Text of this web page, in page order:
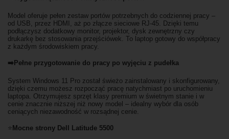
Model oferuje pełen zestaw portów potrzebnych do codziennej pracy –
od USB, przez HDMI, aż po złącze sieciowe RJ-45. Dzięki temu
podłączysz dodatkowy monitor, projektor, dysk zewnętrzny czy
drukarkę bez stosowania przejściówek. To laptop gotowy do współpracy
z każdym środowiskiem pracy.
➡️Pełne przygotowanie do pracy po wyjęciu z pudełka
System Windows 11 Pro został świeżo zainstalowany i skonfigurowany,
dzięki czemu możesz rozpocząć pracę natychmiast po uruchomieniu
laptopa. Otrzymujesz sprzęt klasy premium w świetnym stanie i w
cenie znacznie niższej niż nowy model – idealny wybór dla osób
ceniących niezawodność w rozsądnej cenie.
⭐Mocne strony Dell Latitude 5500